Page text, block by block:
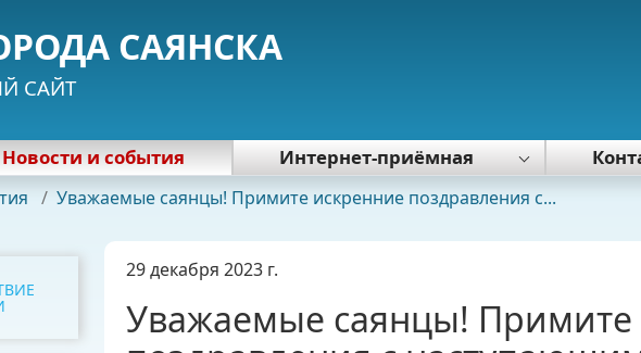
САЯНСКА
САЙТ
Новости и события Интернет-приёмная
данных
/ Уважаемые саянцы! Примите искренние поздравления с...
29 декабря 2023 г.
Уважаемые саянцы! Примите